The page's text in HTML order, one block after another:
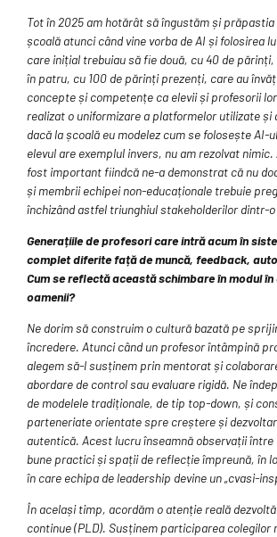
Tot în 2025 am hotărât să îngustăm și
școală atunci când vine vorba de AI și folosirea
care inițial trebuiau să fie două, cu 40 de
în patru, cu 100 de părinți prezenți, care au
concepte și competențe ca elevii și profesorii
realizat o uniformizare a platformelor utilizate și
dacă la școală eu modelez cum se folosește AI-
elevul are exemplul invers, nu am rezolvat
fost important fiindcă ne-a demonstrat că nu
și membrii echipei non-educaționale trebuie
închizând astfel triunghiul stakeholderilor dintr-
Generațiile de profesori care intră acum în
complet diferite față de muncă, feedback,
Cum se reflectă această schimbare în modul
oamenii?
Ne dorim să construim o cultură bazată pe
încredere. Atunci când un profesor întâmpină
alegem să-l susținem prin mentorat și
abordare de control sau evaluare rigidă. Ne
de modelele tradiționale, de tip top-down, și
parteneriate orientate spre creștere și
autentică. Acest lucru înseamnă observații între
bune practici și spații de reflecție împreună, în
în care echipa de leadership devine un „cvasi-
În același timp, acordăm o atenție reală
continue (PLD). Susținem participarea colegilor